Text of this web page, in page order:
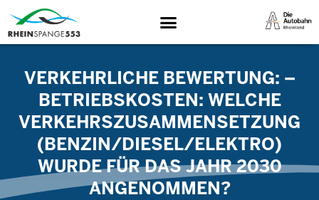
VERKEHRLICHE BEWERTUNG: –
BETRIEBSKOSTEN: WELCHE
VERKEHRSZUSAMMENSETZUNG
(BENZIN/DIESEL/ELEKTRO)
WURDE FÜR DAS JAHR 2030
ANGENOMMEN?